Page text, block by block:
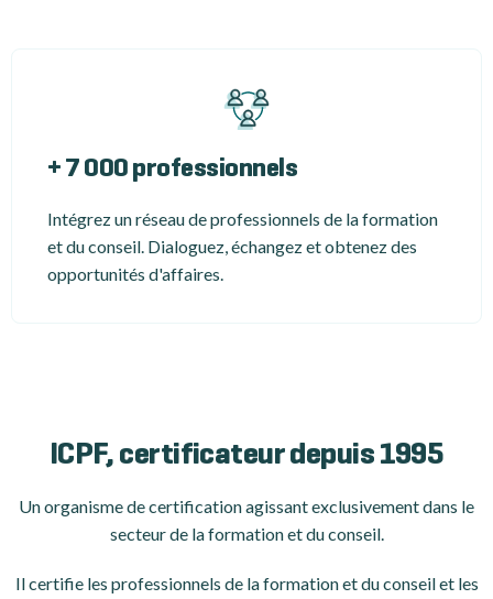
+ 7 000 professionnels
Intégrez un réseau de professionnels de la formation
et du conseil. Dialoguez, échangez et obtenez des
opportunités d'affaires.
ICPF, certificateur depuis 1995
Un organisme de certificationagissant exclusivement dans le
secteur de la formation et du conseil.
Il certifie les professionnels de la formation et du conseil et les